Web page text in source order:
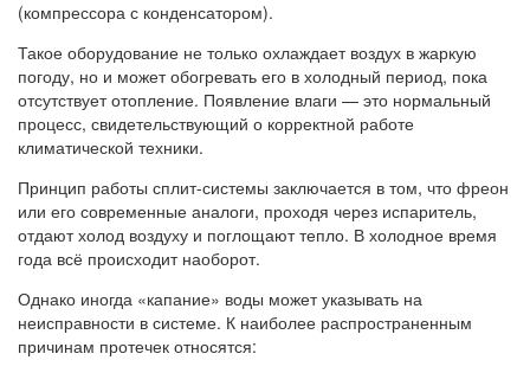
(компрессора с конденсатором).
Такое оборудование не только охлаждает воздух в жаркую
погоду, но и может обогревать его в холодный период, пока
отсутствует отопление. Появление влаги — это нормальный
процесс, свидетельствующий о корректной работе
климатической техники.
Принцип работы сплит-системы заключается в том, что фреон
или его современные аналоги, проходя через испаритель,
отдают холод воздуху и поглощают тепло. В холодное время
года всё происходит наоборот.
Однако иногда «капание» воды может указывать на
неисправности в системе. К наиболее распространенным
причинам протечек относятся: